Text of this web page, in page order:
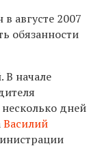
августе 2007
обязанности
В начале
несколько дней
Василий